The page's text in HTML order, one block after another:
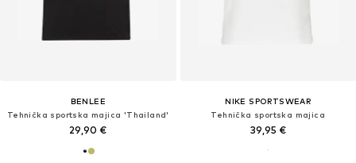
BENLEE
Tehnička sportska majica 'Thailand'
29,90 €
NIKE SPORTSWEAR
Tehnička sportska majica
39,95 €